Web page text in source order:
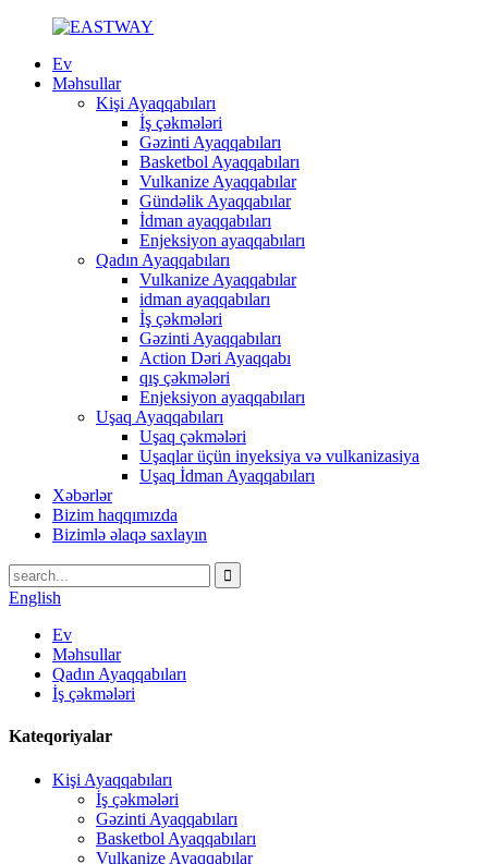
Ev
Məhsullar
Kişi Ayaqqabıları
İş çəkmələri
Gəzinti Ayaqqabıları
Basketbol Ayaqqabıları
Vulkanize Ayaqqabılar
Gündəlik Ayaqqabılar
İdman ayaqqabıları
Enjeksiyon ayaqqabıları
Qadın Ayaqqabıları
Vulkanize Ayaqqabılar
idman ayaqqabıları
İş çəkmələri
Gəzinti Ayaqqabıları
Action Dəri Ayaqqabı
qış çəkmələri
Enjeksiyon ayaqqabıları
Uşaq Ayaqqabıları
Uşaq çəkmələri
Uşaqlar üçün inyeksiya və vulkanizasiya
Uşaq İdman Ayaqqabıları
Xəbərlər
Bizim haqqımızda
Bizimlə əlaqə saxlayın
English
Ev
Məhsullar
Qadın Ayaqqabıları
İş çəkmələri
Kateqoriyalar
Kişi Ayaqqabıları
İş çəkmələri
Gəzinti Ayaqqabıları
Basketbol Ayaqqabıları
Vulkanize Ayaqqabılar